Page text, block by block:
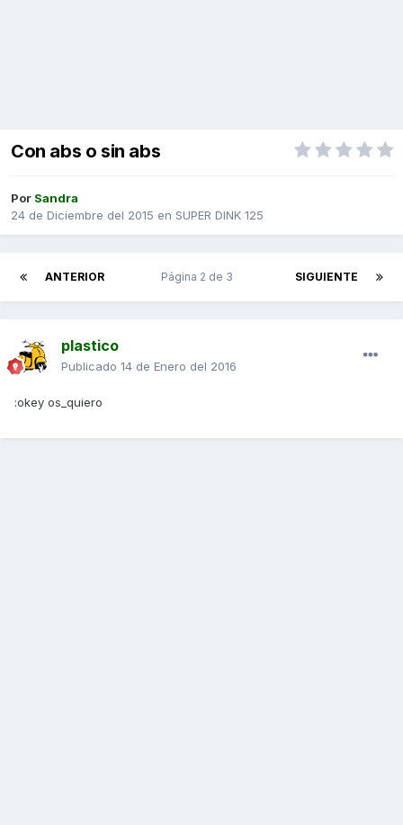
Con abs o sin abs
Por Sandra
24 de Diciembre del 2015 en SUPER DINK 125
ANTERIOR SIGUIENTE
Página 2 de 3
plastico
Publicado 14 de Enero del 2016
:okey os_quiero